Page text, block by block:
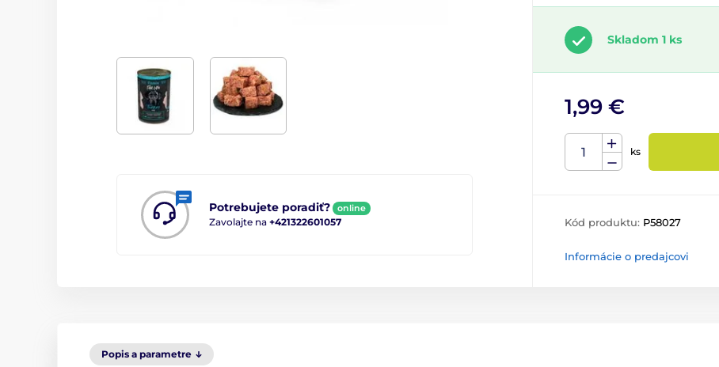
Potrebujete poradiť? online
Zavolajte na +421322601057
Skladom 1 ks
1,99 €
ks
Kód produktu: P58027
Informácie o predajcovi
Popis a parametre